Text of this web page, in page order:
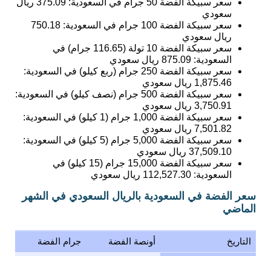
ريال سعودي
سعر سبيكة الفضة 10 تولة (116.65 جرام) في
السعودية:875.09
سعر سبيكة الفضة 250 جرام (ربع كيلو) في السعودية:
1,875.46 ريال سعودي
سعر سبيكة الفضة 500 جرام (نصف كيلو) في السعودية:
3,750.91 ريال سعودي
سعر سبيكة الفضة 1,000 جرام (1 كيلو) في السعودية:
7,501.82 ريال سعودي
سعر سبيكة الفضة 5,000 جرام (5 كيلو) في السعودية:
37,509.10 ريال سعودي
سعر سبيكة الفضة 15,000 جرام (15 كيلو) في
السعودية:112,527.30ريال سعودي
سعر الفضة في السعودية بالريال السعودي في الشهر
التاريخ
6 أغسطس 2026 233.31
7.50